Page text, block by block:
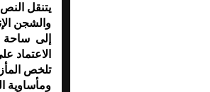
يتنقل
والشجن
إلى ساحة
الاعتماد
تلخص
ومأساوية